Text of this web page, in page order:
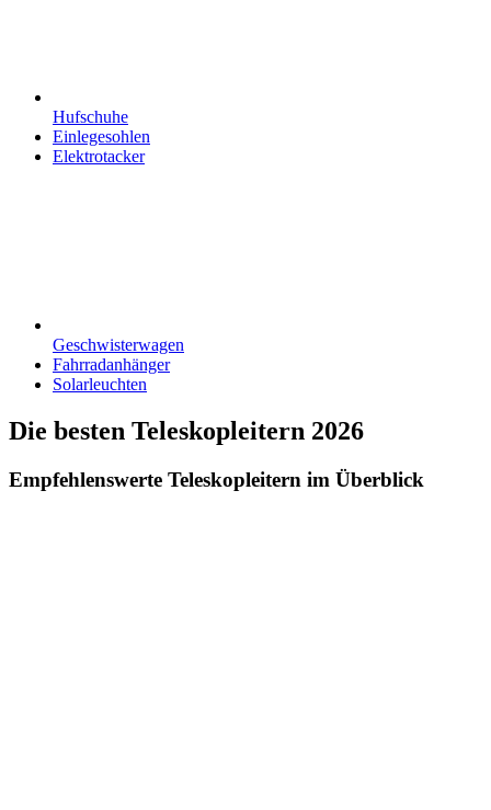
Hufschuhe
Einlegesohlen
Elektrotacker
Geschwisterwagen
Fahrradanhänger
Solarleuchten
Die besten Teleskopleitern 2026
Empfehlenswerte Teleskopleitern im Überblick